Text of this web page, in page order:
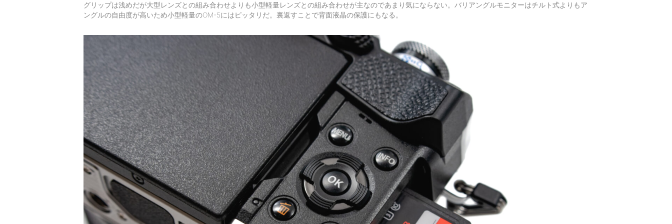
グリップは浅めだが大型レンズとの組み合わせよりも小型軽量レンズとの組み合わせが主なのであまり気にならない。バリアングルモニターはチルト式よりもア
ングルの自由度が高いため小型軽量のOM-5にはピッタリだ。裏返すことで背面液晶の保護にもなる。